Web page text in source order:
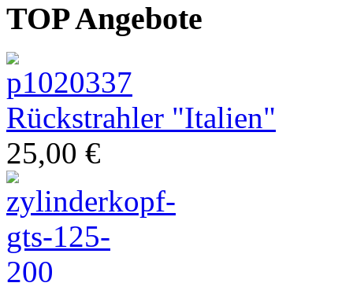
Seit mehr als 15 Jahren ihr zuverlässiger Partner wenn es um ihr
TOP Angebote
Rückstrahler "Italien"
25,00 €